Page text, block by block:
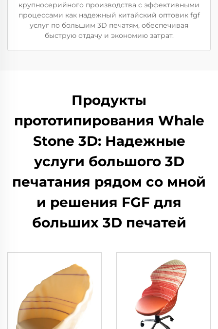
крупносерийного производства с эффективными
процессами как надежный китайский оптовик fgf
услуг по большим 3D печатям, обеспечивая
быструю отдачу и экономию затрат.
Продукты
прототипирования Whale
Stone 3D: Надежные
услуги большого 3D
печатания рядом со мной
и решения FGF для
больших 3D печатей